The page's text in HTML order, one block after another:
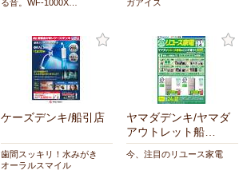
る音。WF-1000X…
ガアイス
ケーズデンキ/船引店
歯間スッキリ！水みがき
オーラルスマイル
ヤマダデンキ/ヤマダ
アウトレット船…
今、注目のリユース家電